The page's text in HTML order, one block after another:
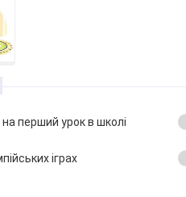
перший урок в школі
іграх